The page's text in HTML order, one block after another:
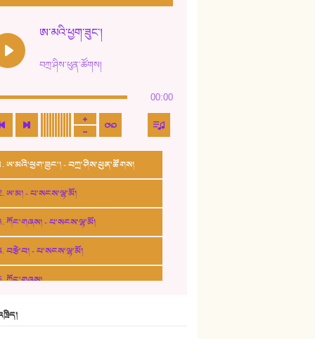
ཨ་མའི་ཕྱག་ཟུང་།
བཀྲ་ཤིས་ཕུན་ཚོགས།
00:00
ཨ་མའི་ཕྱག་ཟུང་། - བཀྲ་ཤིས་ཕུན་ཚོགས།
ཨ་མ། - པ་སངས་ལྷ་མོ།
ཀོང་གཞས། - པ་སངས་ལྷ་མོ།
བརྩེ་བ། - པ་སངས་ལྷ་མོ།
ཀོང་གཞས།
ཆོལ་གསུམ་བྲོ་གཞས། - སྒྲོན་གསལ།